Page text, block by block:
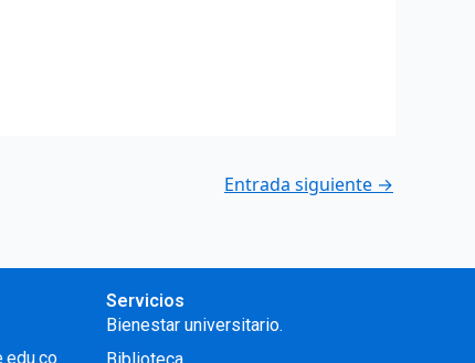
Entrada siguiente →
Servicios
Bienestar universitario.